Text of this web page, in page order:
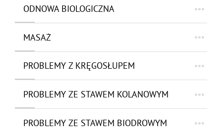
ODNOWA BIOLOGICZNA
MASAŻ
PROBLEMY Z KRĘGOSŁUPEM
PROBLEMY ZE STAWEM KOLANOWYM
PROBLEMY ZE STAWEM BIODROWYM